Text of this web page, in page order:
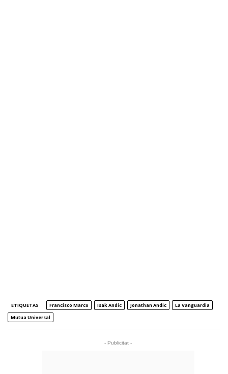
ETIQUETAS Francisco Marco Isak Andic Jonathan Andic
La Vanguardia
Mutua Universal
- Publicitat -